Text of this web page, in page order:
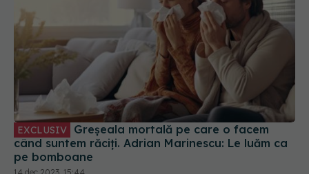
EXCLUSIV
când suntem răciți. Adrian Marinescu: Le luăm ca
pe bomboane
14 dec 2023, 15:44